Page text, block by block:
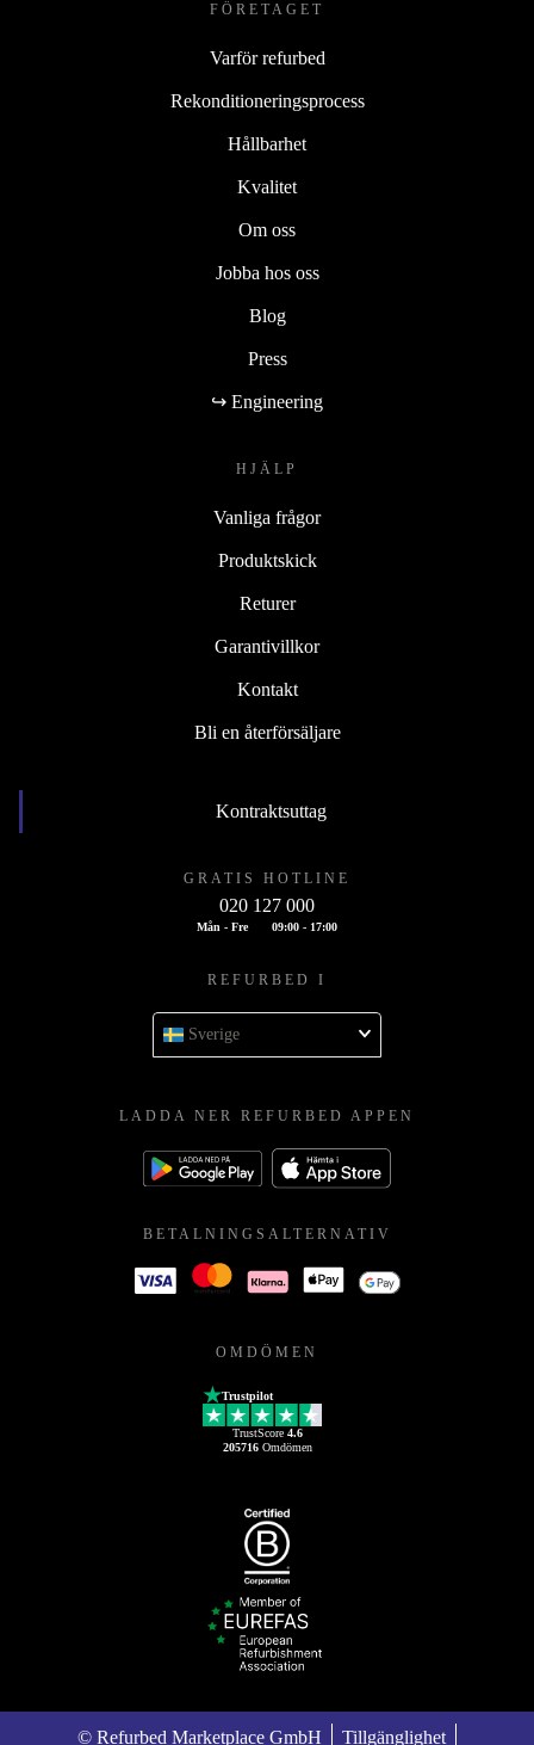
FÖRETAGET
Varför refurbed
Rekonditioneringsprocess
Hållbarhet
Kvalitet
Om oss
Jobba hos oss
Blog
Press
↪ Engineering
HJÄLP
Vanliga frågor
Produktskick
Returer
Garantivillkor
Kontakt
Bli en återförsäljare
Kontraktsuttag
GRATIS HOTLINE
020 127 000
Mån - Fre 09:00 - 17:00
REFURBED I
Sverige
LADDA NER REFURBED APPEN
BETALNINGSALTERNATIV
OMDÖMEN
Trustpilot
TrustScore 4.6
205716Omdömen
© Refurbed Marketplace GmbH Tillgänglighet